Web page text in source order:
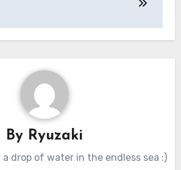
By Ryuzaki
drop of water in the endless sea :)